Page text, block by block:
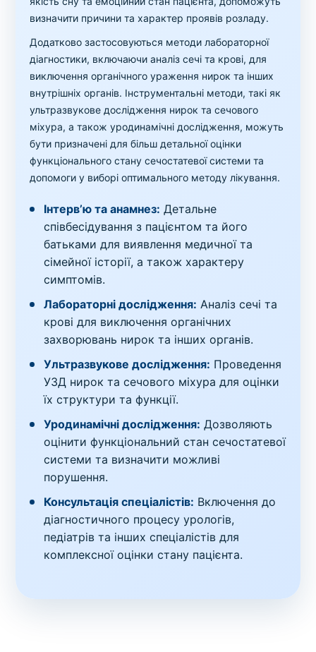
визначити причини та характер проявів розладу.
Додатково застосовуються методи лабораторної
діагностики, включаючи аналіз сечі та крові, для
виключення органічного ураження нирок та інших
внутрішніх органів. Інструментальні методи, такі як
ультразвукове дослідження нирок та сечового
міхура, а також уродинамічні дослідження, можуть
бути призначені для більш детальної оцінки
функціонального стану сечостатевої системи та
допомоги у виборі оптимального методу лікування.
Інтерв’ю та анамнез: Детальне
співбесідування з пацієнтом та його
батьками для виявлення медичної та
сімейної історії, а також характеру
симптомів.
Лабораторні дослідження: Аналіз сечі та
крові для виключення органічних
захворювань нирок та інших органів.
Ультразвукове дослідження: Проведення
УЗД нирок та сечового міхура для оцінки
їх структури та функції.
Уродинамічні дослідження: Дозволяють
оцінити функціональний стан сечостатевої
системи та визначити можливі
порушення.
Консультація спеціалістів: Включення до
діагностичного процесу урологів,
педіатрів та інших спеціалістів для
комплексної оцінки стану пацієнта.